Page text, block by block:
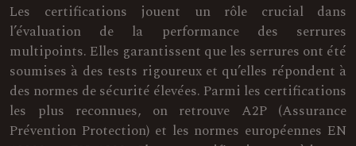
Les certifications jouent un rôle crucial dans
l’évaluation de la performance des serrures
multipoints. Elles garantissent que les serrures ont été
soumises à des tests rigoureux et qu’elles répondent à
des normes de sécurité élevées. Parmi les certifications
les plus reconnues, on retrouve A2P (Assurance
Prévention Protection) et les normes européennes EN